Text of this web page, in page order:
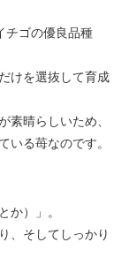
チゴの優良品種
けを選抜して育成
素晴らしいため、
いる苺なのです。
か）」。
、そしてしっかり